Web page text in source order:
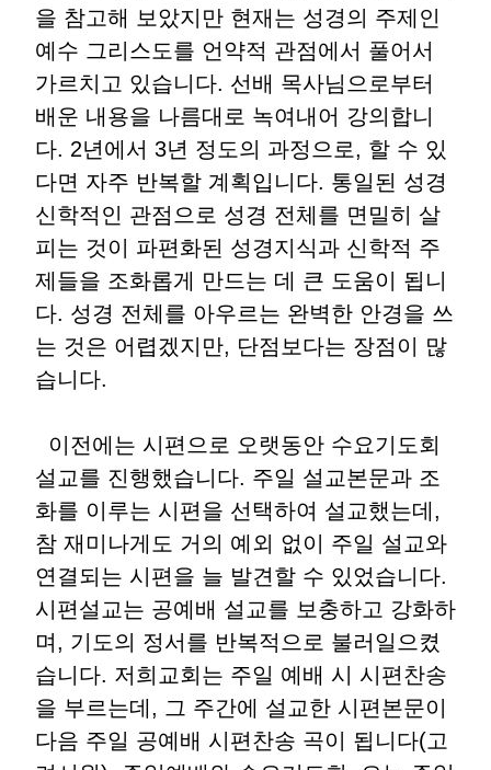
을 참고해 보았지만 현재는 성경의 주제인
예수 그리스도를 언약적 관점에서 풀어서
가르치고 있습니다. 선배 목사님으로부터
배운 내용을 나름대로 녹여내어 강의합니
다. 2년에서 3년 정도의 과정으로, 할 수 있
다면 자주 반복할 계획입니다. 통일된 성경
신학적인 관점으로 성경 전체를 면밀히 살
피는 것이 파편화된 성경지식과 신학적 주
제들을 조화롭게 만드는 데 큰 도움이 됩니
다. 성경 전체를 아우르는 완벽한 안경을 쓰
는 것은 어렵겠지만, 단점보다는 장점이 많
습니다.
이전에는 시편으로 오랫동안 수요기도회
설교를 진행했습니다. 주일 설교본문과 조
화를 이루는 시편을 선택하여 설교했는데,
참 재미나게도 거의 예외 없이 주일 설교와
연결되는 시편을 늘 발견할 수 있었습니다.
시편설교는 공예배 설교를 보충하고 강화하
며, 기도의 정서를 반복적으로 불러일으켰
습니다. 저희교회는 주일 예배 시 시편찬송
을 부르는데, 그 주간에 설교한 시편본문이
다음 주일 공예배 시편찬송 곡이 됩니다(고